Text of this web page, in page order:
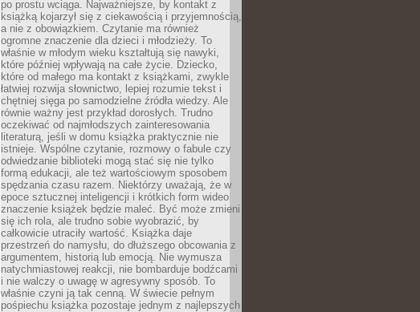
po prostu wciąga. Najważniejsze, by kontakt z
książką kojarzył się z ciekawością i przyjemnością,
a nie z obowiązkiem. Czytanie ma również
ogromne znaczenie dla dzieci i młodzieży. To
właśnie w młodym wieku kształtują się nawyki,
które później wpływają na całe życie. Dziecko,
które od małego ma kontakt z książkami, zwykle
łatwiej rozwija słownictwo, lepiej rozumie tekst i
chętniej sięga po samodzielne źródła wiedzy. Ale
równie ważny jest przykład dorosłych. Trudno
oczekiwać od najmłodszych zainteresowania
literaturą, jeśli w domu książka praktycznie nie
istnieje. Wspólne czytanie, rozmowy o fabule czy
odwiedzanie biblioteki mogą stać się nie tylko
formą edukacji, ale też wartościowym sposobem
spędzania czasu razem. Niektórzy uważają, że w
epoce sztucznej inteligencji i krótkich form wideo
znaczenie książek będzie maleć. Być może zmieni
się ich rola, ale trudno sobie wyobrazić, by
całkowicie utraciły wartość. Książka daje
przestrzeń do namysłu, do dłuższego obcowania z
argumentem, historią lub emocją. Nie wymusza
natychmiastowej reakcji, nie bombarduje bodźcami
i nie walczy o uwagę w agresywny sposób. To
właśnie czyni ją tak cenną. W świecie pełnym
pośpiechu książka pozostaje jednym z najlepszych